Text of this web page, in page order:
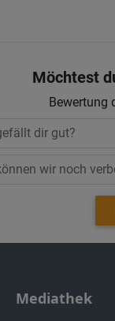
Möchtest
Bewertung
Mediathek